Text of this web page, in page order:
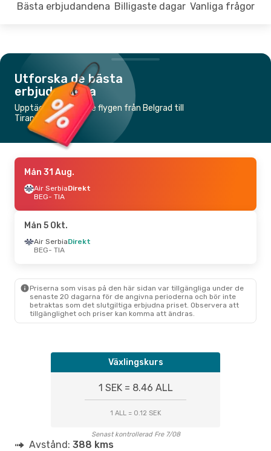
Bästa erbjudandena Billigaste dagar Vanliga frågor
Utforska de bästa
erbjudandena
Upptäck de billigaste flygen från Belgrad till
Tirana
Mån 31 Aug.
Air SerbiaDirekt
BEG- TIA
Mån 5 Okt.
Air SerbiaDirekt
BEG- TIA
Priserna som visas på den här sidan var tillgängliga under de
senaste 20 dagarna för de angivna perioderna och bör inte
betraktas som det slutgiltiga erbjudna priset. Observera att
tillgänglighet och priser kan komma att ändras.
Växlingskurs
1 SEK = 8.46 ALL
1 ALL = 0.12 SEK
Senast kontrollerad Fre 7/08
Avstånd: 388 kms